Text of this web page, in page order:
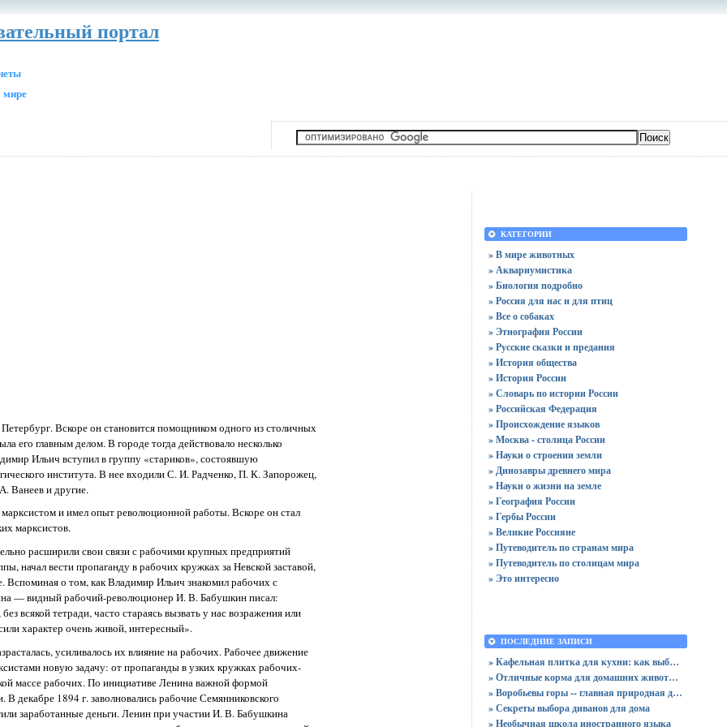
портал
мире
Вскоре он становится помощником одного из столичных
его главным делом. В городе тогда действовало несколько
Ильич вступил в группу «стариков», состоявшую
института. В нее входили С. И. Радченко, П. К. Запорожец,
Ванеев и другие.
и имел опыт революционной работы. Вскоре он стал
марксистов.
расширили свои связи с рабочими крупных предприятий
начал вести пропаганду в рабочих кружках за Невской заставой,
Вспоминая о том, как Владимир Ильич знакомил рабочих с
— видный рабочий-революционер И. В. Бабушкин писал:
всякой тетради, часто стараясь вызвать у нас возражения или
характер очень живой, интересный».
усиливалось их влияние на рабочих. Рабочее движение
новую задачу: от пропаганды в узких кружках рабочих-
массе рабочих. По инициативе Ленина важной формой
декабре 1894 г. заволновались рабочие Семянниковского
заработанные деньги. Ленин при участии И. В. Бабушкина
КАТЕГОРИИ
» В мире животных
» Аквариумистика
» Биология подробно
» Россия для нас и для птиц
» Все о собаках
» Этнография России
» Русские сказки и предания
» История общества
» История России
» Словарь по истории России
» Российская Федерация
» Происхождение языков
» Москва - столица России
» Науки о строении земли
» Динозавры древнего мира
» Науки о жизни на земле
» География России
» Гербы России
» Великие Россияне
» Путеводитель по странам мира
» Путеводитель по столицам мира
» Это интересно
ПОСЛЕДНИЕ ЗАПИСИ
» Кафельная плитка для кухни: как выбрать практичную отделку
» Отличные корма для домашних животных
» Воробьевы горы -- главная природная достопримечательность Москвы
» Секреты выбора диванов для дома
» Необычная школа иностранного языка